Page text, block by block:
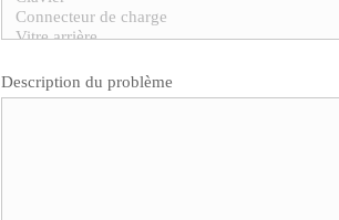
Description du problème